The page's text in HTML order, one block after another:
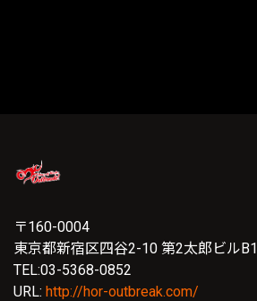
〒160-0004
東京都新宿区四谷2-10 第2太郎ビルB1
TEL:03-5368-0852
URL: http://hor-outbreak.com/